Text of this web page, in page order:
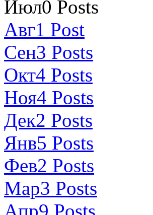
Июл0 Posts
Авг1 Post
Сен3 Posts
Окт4 Posts
Ноя4 Posts
Дек2 Posts
Янв5 Posts
Фев2 Posts
Мар3 Posts
Апр9 Posts